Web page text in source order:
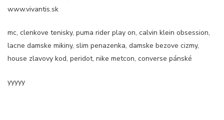
www.vivantis.sk
mc, clenkove tenisky, puma rider play on, calvin klein obsession,
lacne damske mikiny, slim penazenka, damske bezove cizmy,
house zlavovy kod, peridot, nike metcon, converse pánské
yyyyy